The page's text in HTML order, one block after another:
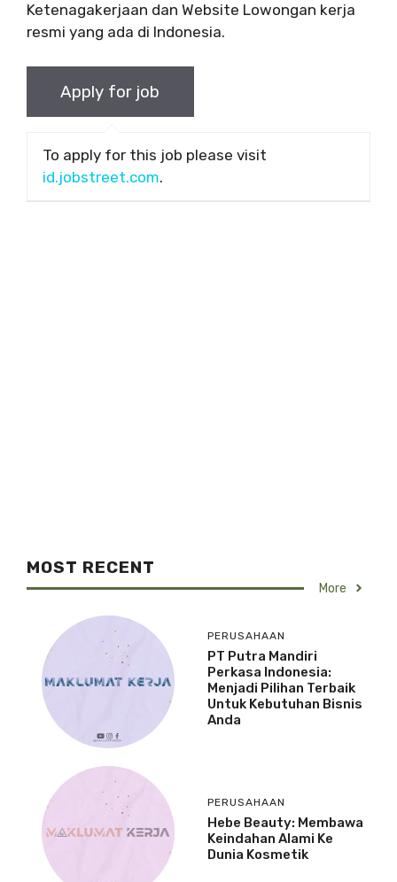
Ketenagakerjaan dan Website Lowongan kerja
resmi yang ada di Indonesia.
To apply for this job please visit
id.jobstreet.com.
MOST RECENT
More
PERUSAHAAN
PT Putra Mandiri
Perkasa Indonesia:
Menjadi Pilihan Terbaik
Untuk Kebutuhan Bisnis
Anda
PERUSAHAAN
Hebe Beauty: Membawa
Keindahan Alami Ke
Dunia Kosmetik